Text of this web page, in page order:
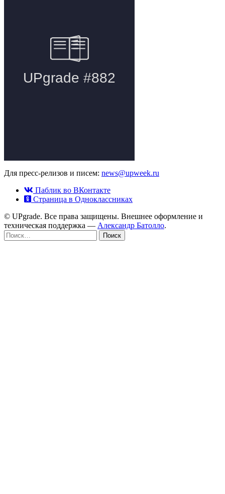
Для пресс-релизов и писем: news@upweek.ru
Паблик во ВКонтакте
Страница в Одноклассниках
© UPgrade. Все права защищены. Внешнее оформление и
техническая поддержка — Александр Батолло.
Найти: